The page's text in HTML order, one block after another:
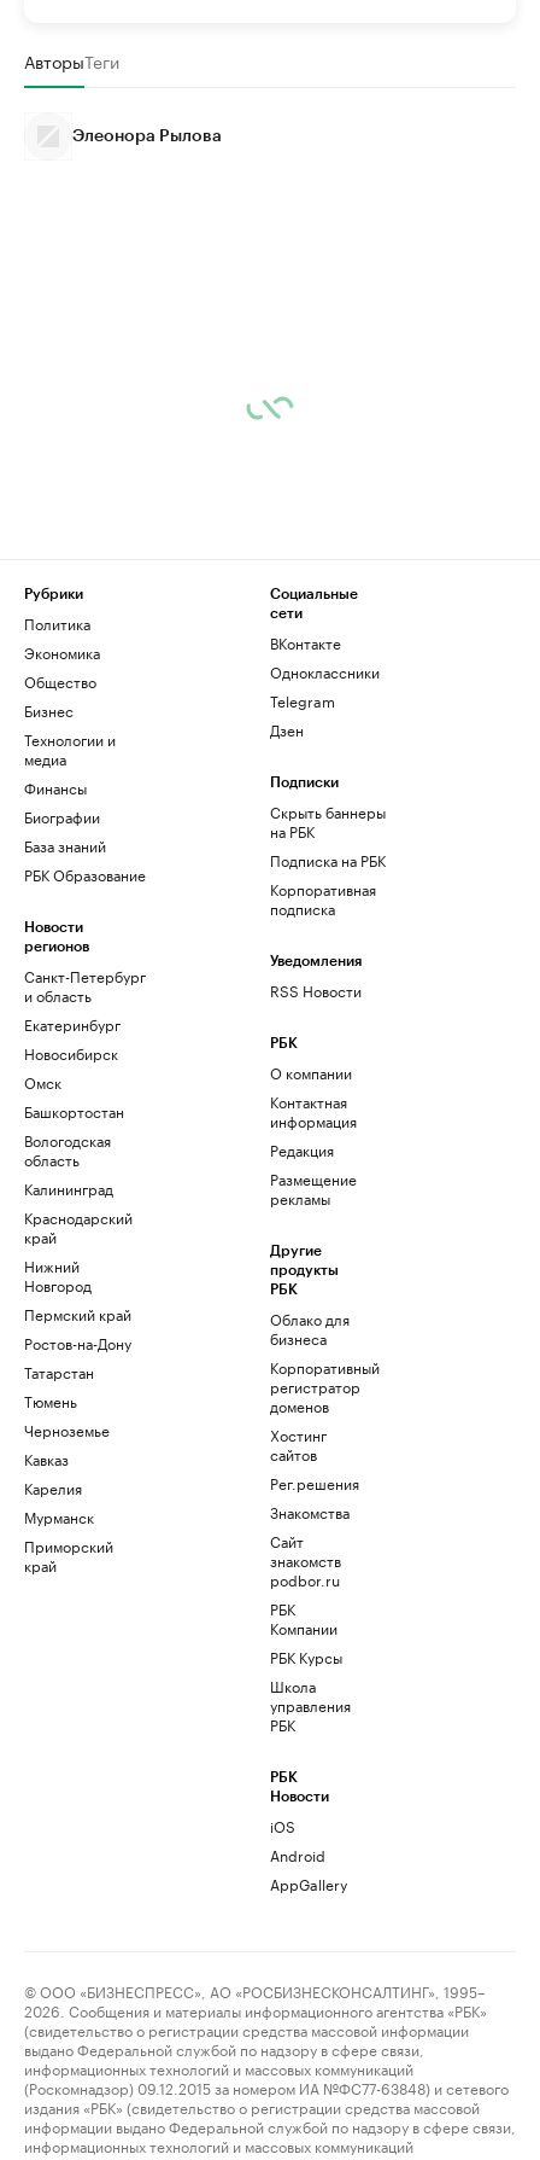
АвторыТеги
Элеонора Рылова
Рубрики
Политика
Экономика
Общество
Бизнес
Технологии и
медиа
Финансы
Биографии
База знаний
РБК Образование
Новости
регионов
Санкт-Петербург
и область
Екатеринбург
Новосибирск
Омск
Башкортостан
Вологодская
область
Калининград
Краснодарский
край
Нижний
Новгород
Пермский край
Ростов-на-Дону
Татарстан
Тюмень
Черноземье
Кавказ
Карелия
Мурманск
Приморский
край
Социальные
сети
ВКонтакте
Одноклассники
Telegram
Дзен
Подписки
Скрыть баннеры
на РБК
Подписка на РБК
Корпоративная
подписка
Уведомления
RSS Новости
РБК
О компании
Контактная
информация
Редакция
Размещение
рекламы
Другие
продукты
РБК
Облако для
бизнеса
Корпоративный
регистратор
доменов
Хостинг
сайтов
Рег.решения
Знакомства
Сайт
знакомств
podbor.ru
РБК
Компании
РБК Курсы
Школа
управления
РБК
РБК
Новости
iOS
Android
AppGallery
© ООО «БИЗНЕСПРЕСС», АО «РОСБИЗНЕСКОНСАЛТИНГ», 1995–
2026. Сообщения и материалы информационного агентства «РБК»
(свидетельство о регистрации средства массовой информации
выдано Федеральной службой по надзору в сфере связи,
информационных технологий и массовых коммуникаций
(Роскомнадзор) 09.12.2015 за номером ИА №ФС77-63848) и сетевого
издания «РБК» (свидетельство о регистрации средства массовой
информации выдано Федеральной службой по надзору в сфере связи,
информационных технологий и массовых коммуникаций